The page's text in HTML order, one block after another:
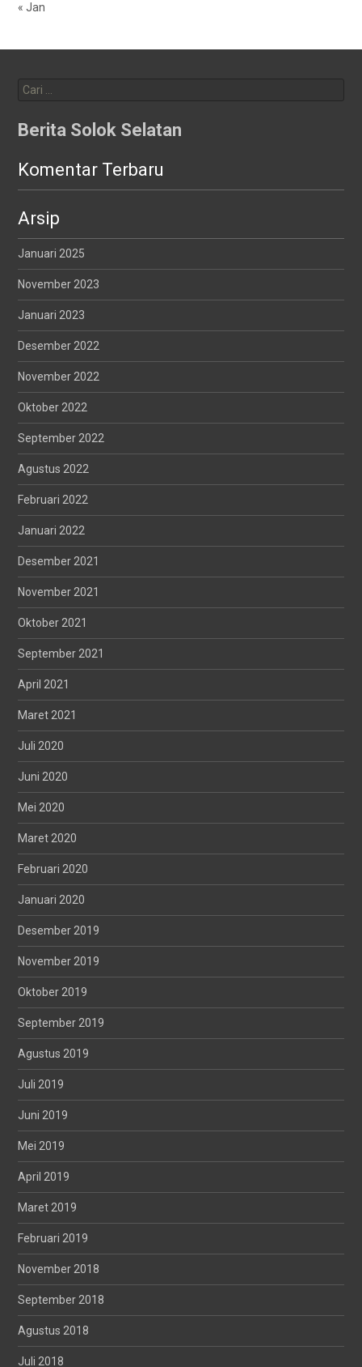
« Jan
untuk:
Berita Solok Selatan
Komentar Terbaru
Arsip
Januari 2025
November 2023
Januari 2023
Desember 2022
November 2022
Oktober 2022
September 2022
Agustus 2022
Februari 2022
Januari 2022
Desember 2021
November 2021
Oktober 2021
September 2021
April 2021
Maret 2021
Juli 2020
Juni 2020
Mei 2020
Maret 2020
Februari 2020
Januari 2020
Desember 2019
November 2019
Oktober 2019
September 2019
Agustus 2019
Juli 2019
Juni 2019
Mei 2019
April 2019
Maret 2019
Februari 2019
November 2018
September 2018
Agustus 2018
Juli 2018